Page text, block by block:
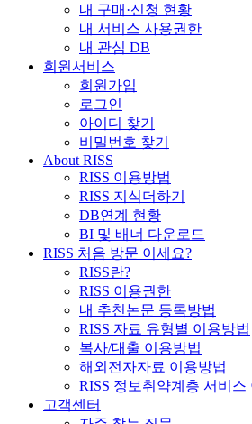
내 구매·신청 현황
내 서비스 사용권한
내 관심 DB
회원서비스
회원가입
로그인
아이디 찾기
비밀번호 찾기
About RISS
RISS 이용방법
RISS 지식더하기
DB연계 현황
BI 및 배너 다운로드
RISS 처음 방문 이세요?
RISS란?
RISS 이용권한
내 추천논문 등록방법
RISS 자료 유형별 이용방법
복사/대출 이용방법
해외전자자료 이용방법
RISS 정보취약계층 서비스
고객센터